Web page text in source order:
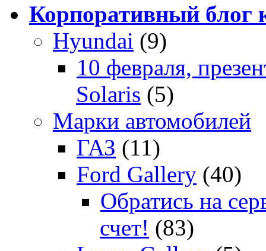
Корпоративный
Hyundai (9)
10 февраля,
Solaris (5)
Марки автомобилей
ГАЗ (11)
Ford Gallery (40)
Обратись на
счет! (83)